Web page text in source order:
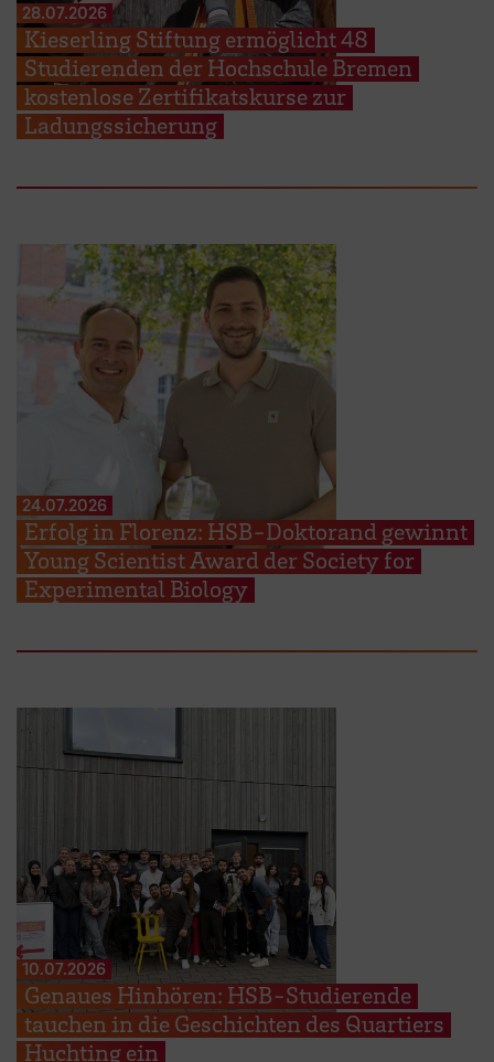
28.07.2026
Kieserling Stiftung ermöglicht 48
Studierenden der Hochschule Bremen
kostenlose Zertifikatskurse zur
Ladungssicherung
24.07.2026
Erfolg in Florenz: HSB-Doktorand gewinnt
Young Scientist Award der Society for
Experimental Biology
10.07.2026
Genaues Hinhören: HSB-Studierende
tauchen in die Geschichten des Quartiers
Huchting ein